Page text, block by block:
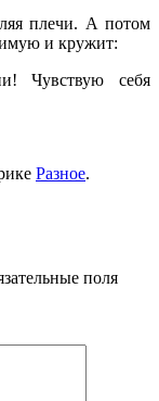
плечи. А по­том
и кру­жит:
Чувствую себя
Разное.
поля